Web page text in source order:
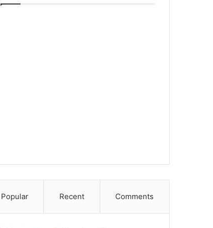
Popular Recent Comments